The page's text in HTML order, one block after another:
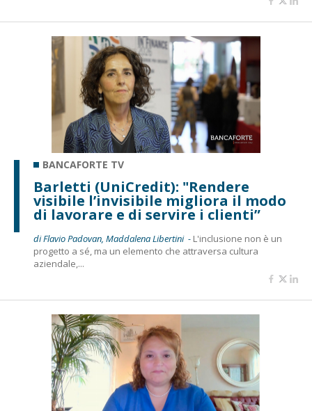
BANCAFORTE TV
Barletti (UniCredit): "Rendere
visibile l’invisibile migliora il modo
di lavorare e di servire i clienti”
di Flavio Padovan, Maddalena Libertini - L'inclusione non è un
progetto a sé, ma un elemento che attraversa cultura
aziendale,...